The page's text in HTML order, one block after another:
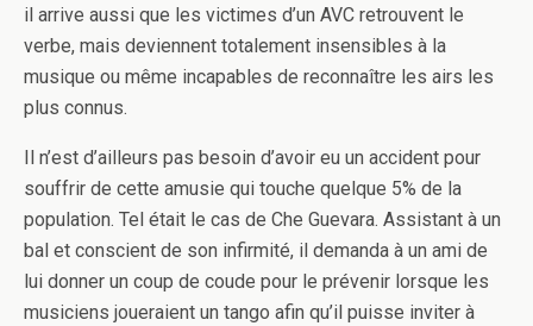
il arrive aussi que les victimes d’un AVC retrouvent le
verbe, mais deviennent totalement insensibles à la
musique ou même incapables de reconnaître les airs les
plus connus.
Il n’est d’ailleurs pas besoin d’avoir eu un accident pour
souffrir de cette amusie qui touche quelque 5% de la
population. Tel était le cas de Che Guevara. Assistant à un
bal et conscient de son infirmité, il demanda à un ami de
lui donner un coup de coude pour le prévenir lorsque les
musiciens joueraient un tango afin qu’il puisse inviter à